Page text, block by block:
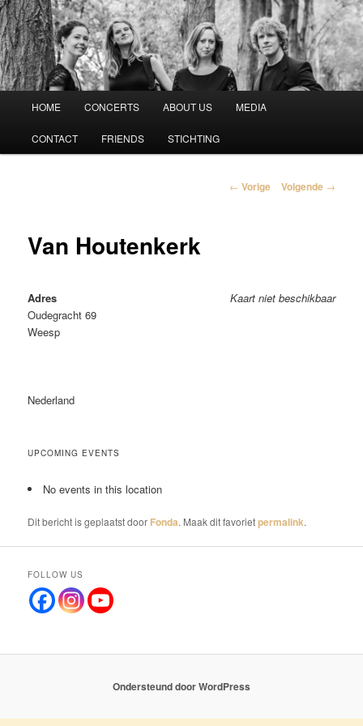
Vespucci Kwartet
Spring
naar
inhoud
HOME CONCERTS ABOUT US MEDIA
CONTACT FRIENDS STICHTING
Berichtnavigatie
← Vorige Volgende →
Van Houtenkerk
Kaart niet beschikbaar
Adres
Oudegracht 69
Weesp
Nederland
UPCOMING EVENTS
No events in this location
Dit bericht is geplaatst door Fonda. Maak dit favorietpermalink.
FOLLOW US
Ondersteund door WordPress